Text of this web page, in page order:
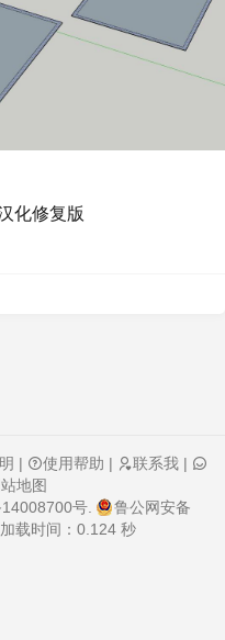
化修复版
| 使用帮助 | 联系我 |
地图
号.
鲁公网安备
加载时间：0.124 秒